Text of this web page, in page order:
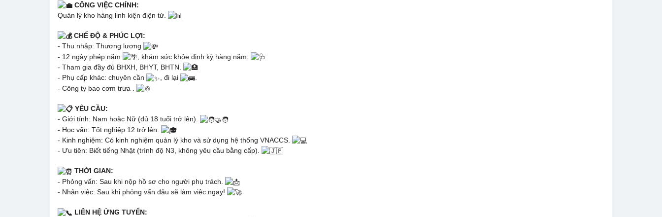
CÔNG VIỆC CHÍNH:
Quản lý kho hàng linh kiện điện tử.
CHẾ ĐỘ & PHÚC LỢI:
- Thu nhập: Thương lượng
- 12 ngày phép năm
, khám sức khỏe định kỳ hàng năm.
- Tham gia đầy đủ BHXH, BHYT, BHTN.
- Phụ cấp khác: chuyên cần
, đi lại
.
- Công ty bao cơm trưa .
YÊU CẦU:
- Giới tính: Nam hoặc Nữ (đủ 18 tuổi trở lên).
- Học vấn: Tốt nghiệp 12 trở lên.
- Kinh nghiệm: Có kinh nghiệm quản lý kho và sử dụng hệ thống VNACCS.
- Ưu tiên: Biết tiếng Nhật (trình độ N3, không yêu cầu bằng cấp).
THỜI GIAN:
- Phỏng vấn: Sau khi nộp hồ sơ cho người phụ trách.
- Nhận việc: Sau khi phỏng vấn đậu sẽ làm việc ngay!
LIÊN HỆ ỨNG TUYỂN: